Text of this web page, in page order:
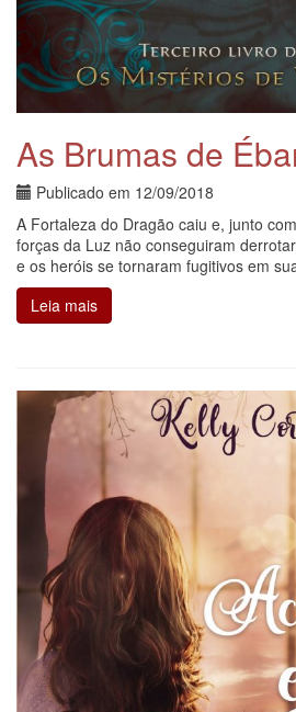
As Brumas de
Publicado em 12/09/2018
A Fortaleza do Dragão caiu e, junto
forças da Luz não conseguiram
e os heróis se tornaram fugitivos em
Leia mais